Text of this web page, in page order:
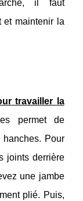
il faut
et maintenir la
travailler la
permet de
hanches. Pour
joints derrière
une jambe
plié. Puis,